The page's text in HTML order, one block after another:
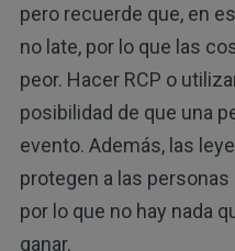
pero recuerde que, en
no late, por lo que las
peor. Hacer RCP o
posibilidad de que una
evento. Además, las
protegen a las
por lo que no hay nada
ganar.